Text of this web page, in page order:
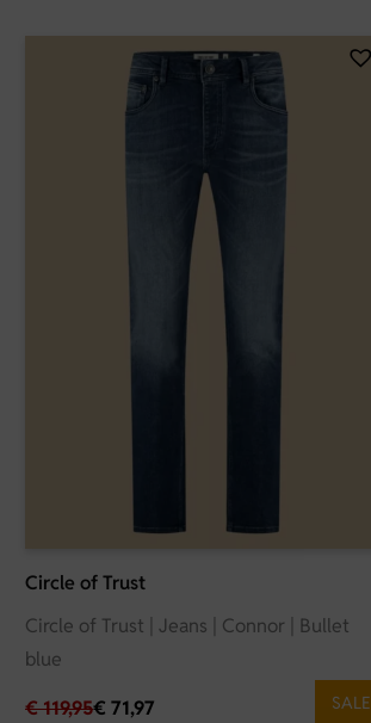
Circle of Trust
SALE
Circle of Trust | Jeans | Connor | Bullet
blue
€119,95€ 71,97